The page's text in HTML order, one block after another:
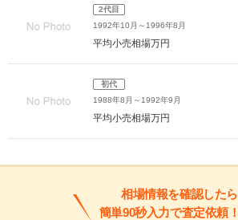
2代目
1992年10月～1996年8月
平均小売相場万円
初代
1988年8月～1992年9月
平均小売相場万円
相場情報を確認したら
簡単90秒入力で査定依頼！